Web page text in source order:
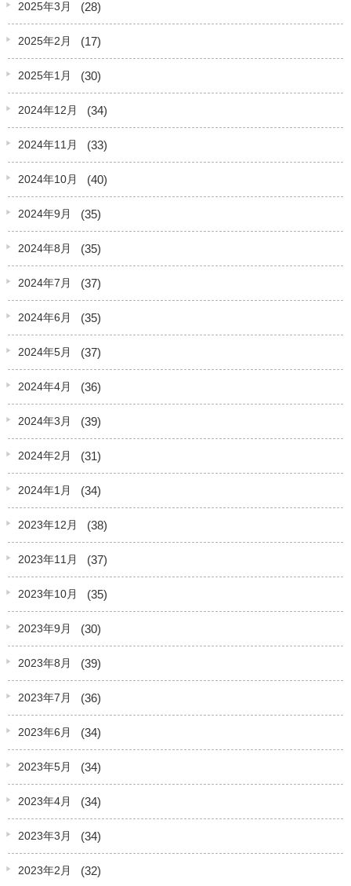
2025年3月 (28)
2025年2月 (17)
2025年1月 (30)
2024年12月 (34)
2024年11月 (33)
2024年10月 (40)
2024年9月 (35)
2024年8月 (35)
2024年7月 (37)
2024年6月 (35)
2024年5月 (37)
2024年4月 (36)
2024年3月 (39)
2024年2月 (31)
2024年1月 (34)
2023年12月 (38)
2023年11月 (37)
2023年10月 (35)
2023年9月 (30)
2023年8月 (39)
2023年7月 (36)
2023年6月 (34)
2023年5月 (34)
2023年4月 (34)
2023年3月 (34)
2023年2月 (32)